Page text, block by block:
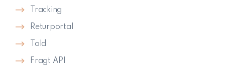
Tracking
Returportal
Told
Fragt API